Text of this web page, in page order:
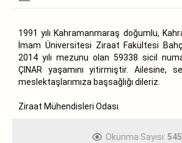
1991 yılı Kahramanmaraş doğumlu,
İmam Üniversitesi Ziraat Fakültesi
2014 yılı mezunu olan 59338 sicil
ÇINAR yaşamını yitirmiştir. Ailesine,
meslektaşlarımıza başsağlığı dileriz.
Ziraat Mühendisleri Odası
Okunma Sayısı: 545